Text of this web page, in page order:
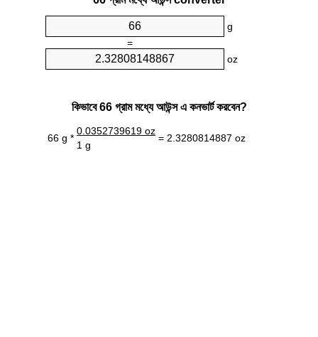
g
=
oz
কিভাবে 66 গ্রাম মধ্যে আউন্স এ কনভার্ট করবেন?
66 g *
0.0352739619 oz
= 2.3280814887 oz
1 g